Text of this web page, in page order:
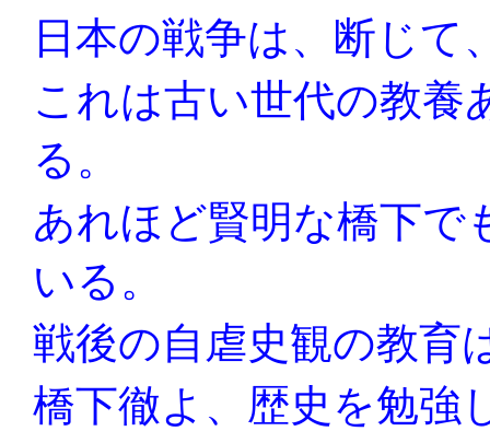
日本の戦争は、断じて
これは古い世代の教養
る。
あれほど賢明な橋下で
いる。
戦後の自虐史観の教育
橋下徹よ、歴史を勉強